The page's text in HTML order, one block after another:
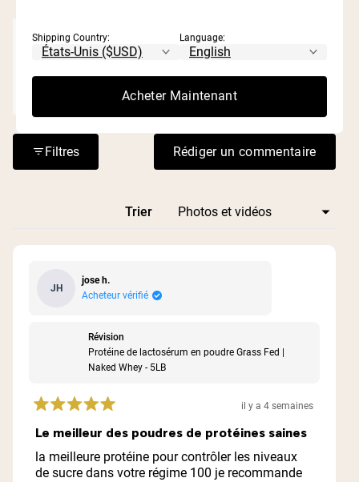
sélectionnée
Filtres Rédiger un commentaire
(S'ouvre dans une
Trier
JH
jose h.
Acheteur vérifié
Révision
Protéine de lactosérum en poudre Grass Fed |
Naked Whey - 5LB
Noté
5
sur
5
étoiles
il y a 4 semaines
Le meilleur des poudres de protéines saines
la meilleure protéine pour contrôler les niveaux
de sucre dans votre régime 100 je recommande
Chargement...
Shipping Country: Language:
Acheter Maintenant